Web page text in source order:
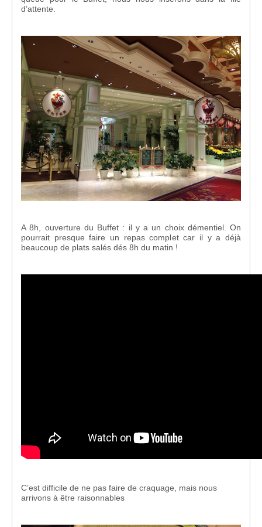
d’attente.
A 8h, ouverture du Buffet : il y a un choix démentiel. On
pourrait presque faire un repas complet car il y a déjà
beaucoup de plats salés dés 8h du matin !
C’est difficile de ne pas faire de craquage, mais nous
arrivons à être raisonnables